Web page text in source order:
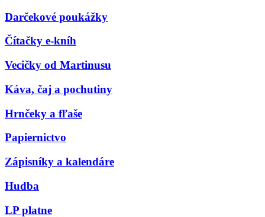
Darčekové poukážky
Čítačky e-kníh
Vecičky od Martinusu
Káva, čaj a pochutiny
Hrnčeky a fľaše
Papiernictvo
Zápisníky a kalendáre
Hudba
LP platne